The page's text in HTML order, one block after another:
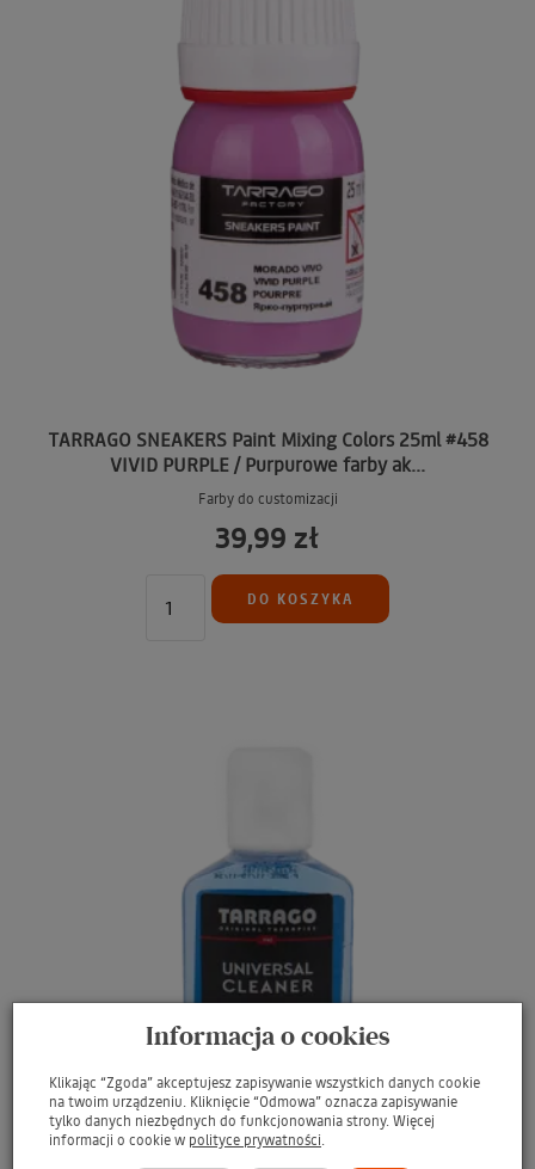
TARRAGO SNEAKERS Paint Mixing Colors 25ml #458
VIVID PURPLE / Purpurowe farby ak...
Farby do customizacji
39,99 zł
DO KOSZYKA
Informacja o cookies
Klikając “Zgoda” akceptujesz zapisywanie wszystkich danych cookie
na twoim urządzeniu. Kliknięcie “Odmowa” oznacza zapisywanie
tylko danych niezbędnych do funkcjonowania strony. Więcej
informacji o cookie w polityce prywatności